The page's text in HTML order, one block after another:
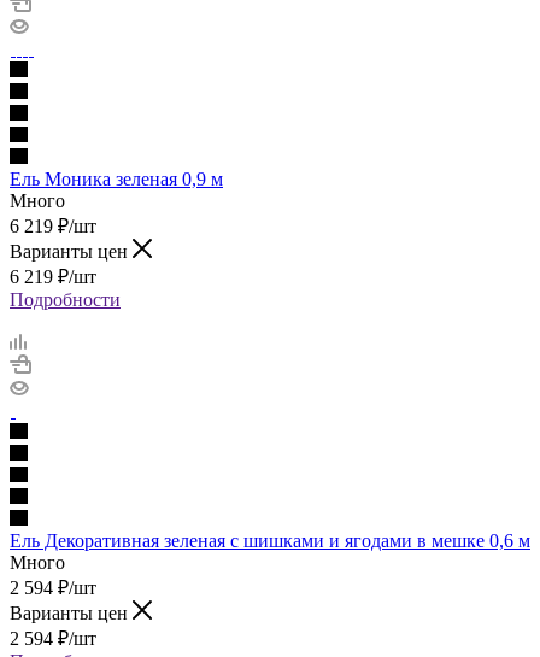
Ель Моника зеленая 0,9 м
Много
6 219 ₽/шт
Варианты цен
6 219 ₽/шт
Подробности
Ель Декоративная зеленая с шишками и ягодами в мешке 0,6 м
Много
2 594 ₽/шт
Варианты цен
2 594 ₽/шт